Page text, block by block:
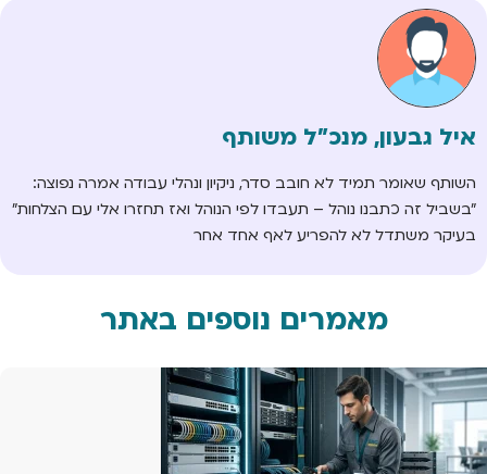
איל גבעון, מנכ"ל משותף
השותף שאומר תמיד לא חובב סדר, ניקיון ונהלי עבודה אמרה נפוצה:
"בשביל זה כתבנו נוהל – תעבדו לפי הנוהל ואז תחזרו אלי עם הצלחות"
בעיקר משתדל לא להפריע לאף אחד אחר
מאמרים נוספים באתר